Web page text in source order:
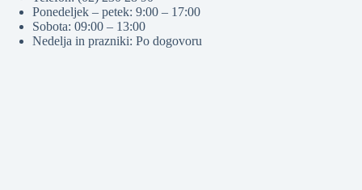
Ponedeljek – petek: 9:00 – 17:00
Sobota: 09:00 – 13:00
Nedelja in prazniki: Po dogovoru